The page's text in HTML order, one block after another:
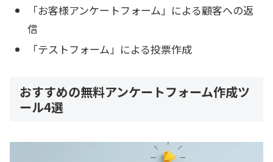
「お客様アンケートフォーム」による顧客への返
信
「テストフォーム」による投票作成
おすすめの無料アンケートフォーム作成ツ
ール4選